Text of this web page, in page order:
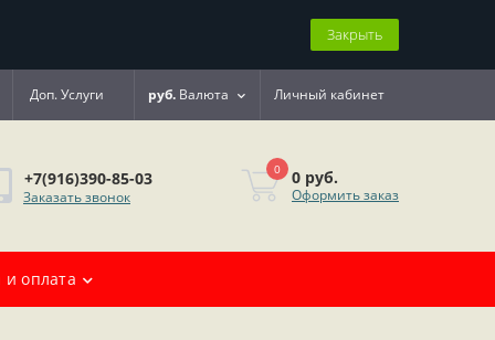
Закрыть
Доп. Услуги руб. Валюта Личный кабинет
+7(916)390-85-03
Заказать звонок
0 0 руб.
Оформить заказ
и оплата